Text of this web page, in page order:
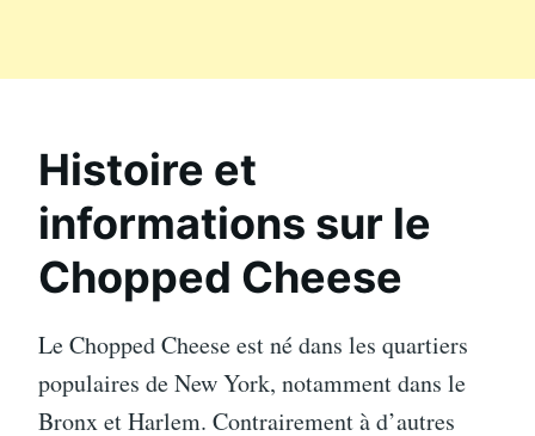
Histoire et
informations sur le
Chopped Cheese
Le Chopped Cheese est né dans les quartiers
populaires de New York, notamment dans le
Bronx et Harlem. Contrairement à d’autres